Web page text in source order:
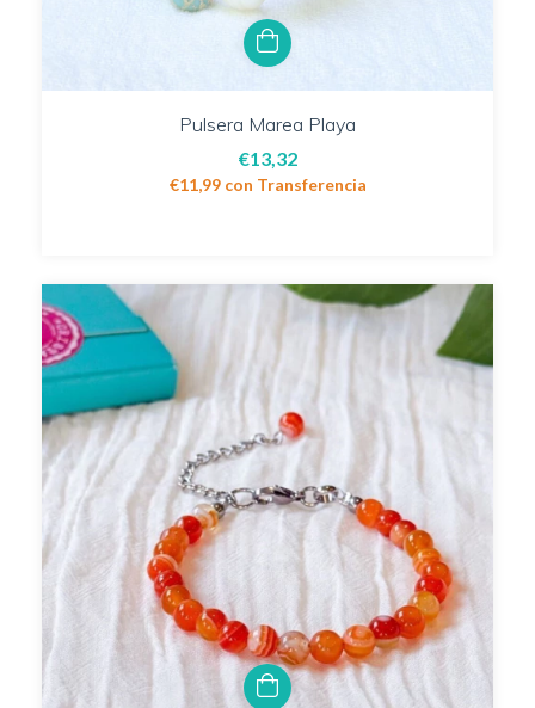
Pulsera Marea Playa
€13,32
€11,99 con Transferencia